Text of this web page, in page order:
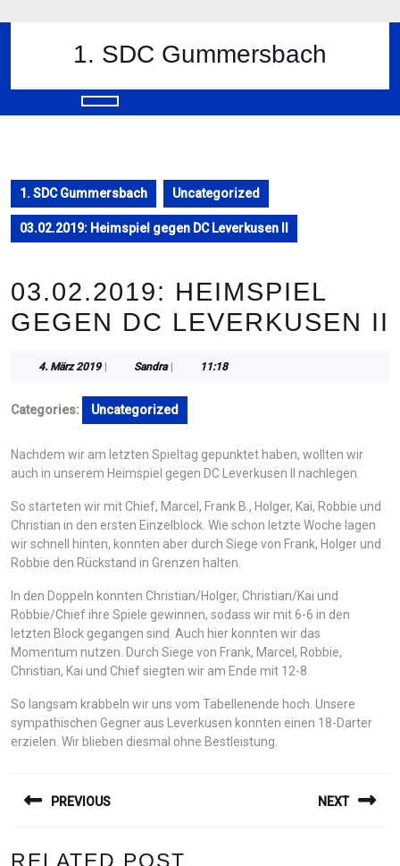
to
1. SDC Gummersbach
Button
1. SDC Gummersbach Uncategorized
03.02.2019: Heimspiel gegen DC Leverkusen II
03.02.2019: HEIMSPIEL
GEGEN DC LEVERKUSEN II
4. März 20194.
2019
SandraSandra 11:18
Categories: Uncategorized
Nachdem wir am letzten Spieltag gepunktet haben, wollten wir
auch in unserem Heimspiel gegen DC Leverkusen II nachlegen.
So starteten wir mit Chief, Marcel, Frank B., Holger, Kai, Robbie und
Christian in den ersten Einzelblock. Wie schon letzte Woche lagen
wir schnell hinten, konnten aber durch Siege von Frank, Holger und
Robbie den Rückstand in Grenzen halten.
In den Doppeln konnten Christian/Holger, Christian/Kai und
Robbie/Chief ihre Spiele gewinnen, sodass wir mit 6-6 in den
letzten Block gegangen sind. Auch hier konnten wir das
Momentum nutzen. Durch Siege von Frank, Marcel, Robbie,
Christian, Kai und Chief siegten wir am Ende mit 12-8.
So langsam krabbeln wir uns vom Tabellenende hoch. Unsere
sympathischen Gegner aus Leverkusen konnten einen 18-Darter
erzielen. Wir blieben diesmal ohne Bestleistung.
PREVIOUS NEXT
RELATED POST